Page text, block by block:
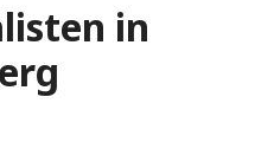
in